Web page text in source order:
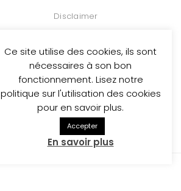
Disclaimer
Gestion des Cookies
Conditions générales de
vente
Ce site utilise des cookies, ils sont
nécessaires à son bon
fonctionnement. Lisez notre
politique sur l'utilisation des cookies
pour en savoir plus.
Accepter
En savoir plus